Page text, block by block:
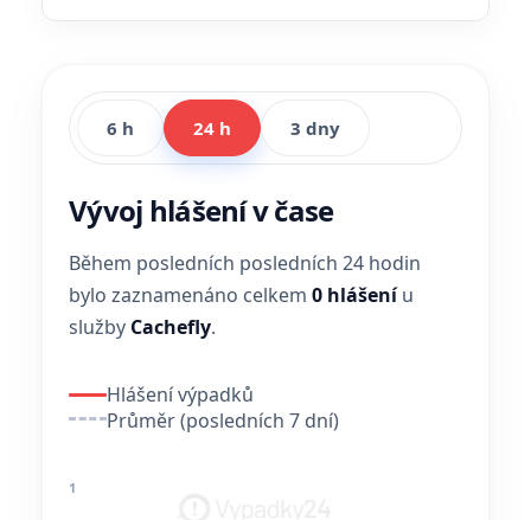
6 h 24 h 3 dny
Vývoj hlášení v čase
Během posledních posledních 24 hodin
bylo zaznamenáno celkem 0 hlášeníu
služby Cachefly.
Hlášení výpadků
Průměr (posledních 7 dní)
1